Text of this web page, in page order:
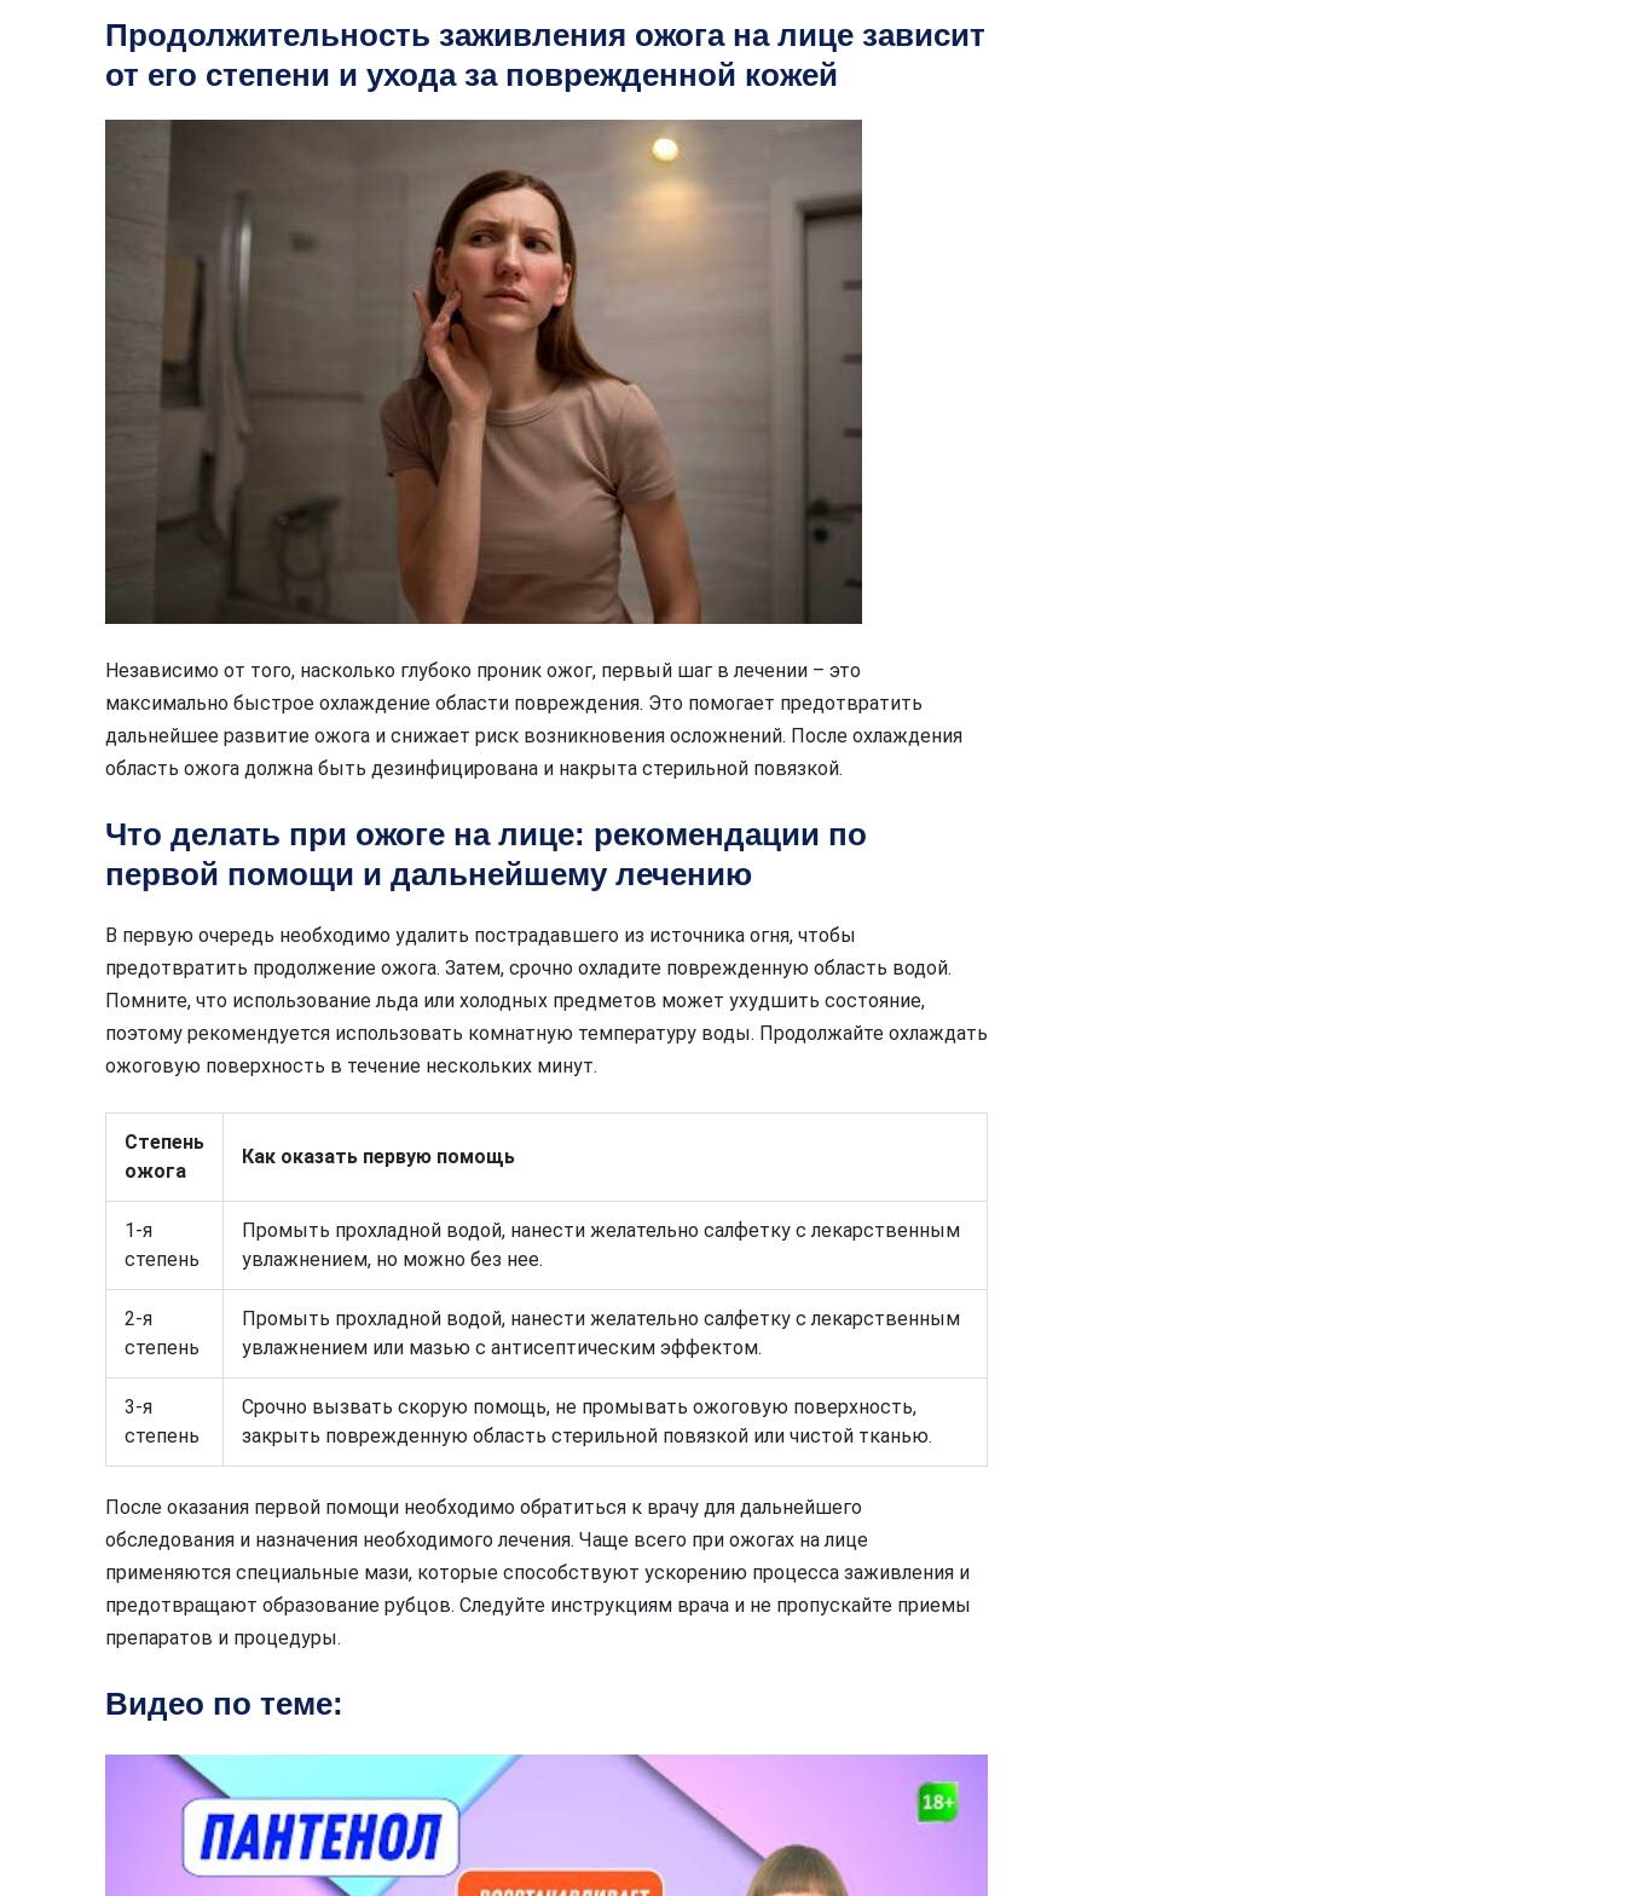
Продолжительность заживления ожога на лице зависит
от его степени и ухода за поврежденной кожей
Независимо от того, насколько глубоко проник ожог, первый шаг в лечении – это
максимально быстрое охлаждение области повреждения. Это помогает предотвратить
дальнейшее развитие ожога и снижает риск возникновения осложнений. После охлаждения
область ожога должна быть дезинфицирована и накрыта стерильной повязкой.
Что делать при ожоге на лице: рекомендации по
первой помощи и дальнейшему лечению
В первую очередь необходимо удалить пострадавшего из источника огня, чтобы
предотвратить продолжение ожога. Затем, срочно охладите поврежденную область водой.
Помните, что использование льда или холодных предметов может ухудшить состояние,
поэтому рекомендуется использовать комнатную температуру воды. Продолжайте охлаждать
ожоговую поверхность в течение нескольких минут.
Степень
ожога
Как оказать первую помощь
1-я
степень
Промыть прохладной водой, нанести желательно салфетку с лекарственным
увлажнением, но можно без нее.
2-я
степень
Промыть прохладной водой, нанести желательно салфетку с лекарственным
увлажнением или мазью с антисептическим эффектом.
3-я
степень
Срочно вызвать скорую помощь, не промывать ожоговую поверхность,
закрыть поврежденную область стерильной повязкой или чистой тканью.
После оказания первой помощи необходимо обратиться к врачу для дальнейшего
обследования и назначения необходимого лечения. Чаще всего при ожогах на лице
применяются специальные мази, которые способствуют ускорению процесса заживления и
предотвращают образование рубцов. Следуйте инструкциям врача и не пропускайте приемы
препаратов и процедуры.
Видео по теме: